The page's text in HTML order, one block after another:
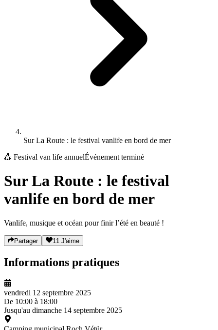
Sur La Route : le festival vanlife en bord de mer
🎪 Festival van life annuelÉvénement terminé
Sur La Route : le festival
vanlife en bord de mer
Vanlife, musique et océan pour finir l’été en beauté !
Partager 11 J'aime
Informations pratiques
vendredi 12 septembre 2025
De 10:00 à 18:00
Jusqu'au dimanche 14 septembre 2025